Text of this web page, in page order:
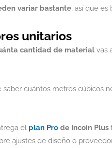
variar bastante, así que
unitarios
cantidad de material vas
cuántos metros cúbicos
el plan Pro de Incoin Plus
ajustes de diseño o